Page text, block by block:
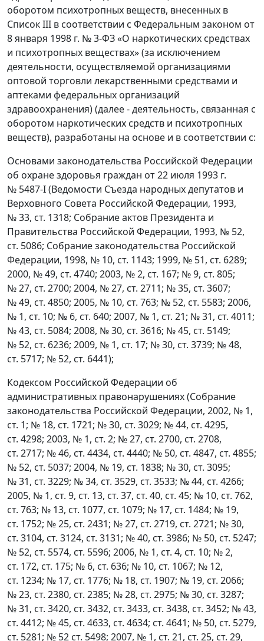
оборотом психотропных веществ, внесенных в
Список III в соответствии с Федеральным законом от
8 января 1998 г. № 3-ФЗ «О наркотических средствах
и психотропных веществах» (за исключением
деятельности, осуществляемой организациями
оптовой торговли лекарственными средствами и
аптеками федеральных организаций
здравоохранения) (далее - деятельность, связанная с
оборотом наркотических средств и психотропных
веществ), разработаны на основе и в соответствии с:
Основами законодательства Российской Федерации
об охране здоровья граждан от 22 июля 1993 г.
№ 5487-I (Ведомости Съезда народных депутатов и
Верховного Совета Российской Федерации, 1993,
№ 33, ст. 1318; Собрание актов Президента и
Правительства Российской Федерации, 1993, № 52,
ст. 5086; Собрание законодательства Российской
Федерации, 1998, № 10, ст. 1143; 1999, № 51, ст. 6289;
2000, № 49, ст. 4740; 2003, № 2, ст. 167; № 9, ст. 805;
№ 27, ст. 2700; 2004, № 27, ст. 2711; № 35, ст. 3607;
№ 49, ст. 4850; 2005, № 10, ст. 763; № 52, ст. 5583; 2006,
№ 1, ст. 10; № 6, ст. 640; 2007, № 1, ст. 21; № 31, ст. 4011;
№ 43, ст. 5084; 2008, № 30, ст. 3616; № 45, ст. 5149;
№ 52, ст. 6236; 2009, № 1, ст. 17; № 30, ст. 3739; № 48,
ст. 5717; № 52, ст. 6441);
Кодексом Российской Федерации об
административных правонарушениях (Собрание
законодательства Российской Федерации, 2002, № 1,
ст. 1; № 18, ст. 1721; № 30, ст. 3029; № 44, ст. 4295,
ст. 4298; 2003, № 1, ст. 2; № 27, ст. 2700, ст. 2708,
ст. 2717; № 46, ст. 4434, ст. 4440; № 50, ст. 4847, ст. 4855;
№ 52, ст. 5037; 2004, № 19, ст. 1838; № 30, ст. 3095;
№ 31, ст. 3229; № 34, ст. 3529, ст. 3533; № 44, ст. 4266;
2005, № 1, ст. 9, ст. 13, ст. 37, ст. 40, ст. 45; № 10, ст. 762,
ст. 763; № 13, ст. 1077, ст. 1079; № 17, ст. 1484; № 19,
ст. 1752; № 25, ст. 2431; № 27, ст. 2719, ст. 2721; № 30,
ст. 3104, ст. 3124, ст. 3131; № 40, ст. 3986; № 50, ст. 5247;
№ 52, ст. 5574, ст. 5596; 2006, № 1, ст. 4, ст. 10; № 2,
ст. 172, ст. 175; № 6, ст. 636; № 10, ст. 1067; № 12,
ст. 1234; № 17, ст. 1776; № 18, ст. 1907; № 19, ст. 2066;
№ 23, ст. 2380, ст. 2385; № 28, ст. 2975; № 30, ст. 3287;
№ 31, ст. 3420, ст. 3432, ст. 3433, ст. 3438, ст. 3452; № 43,
ст. 4412; № 45, ст. 4633, ст. 4634; ст. 4641; № 50, ст. 5279,
ст. 5281; № 52 ст. 5498; 2007, № 1, ст. 21, ст. 25, ст. 29,